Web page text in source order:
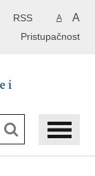
A A
RSS
Pristupačnost